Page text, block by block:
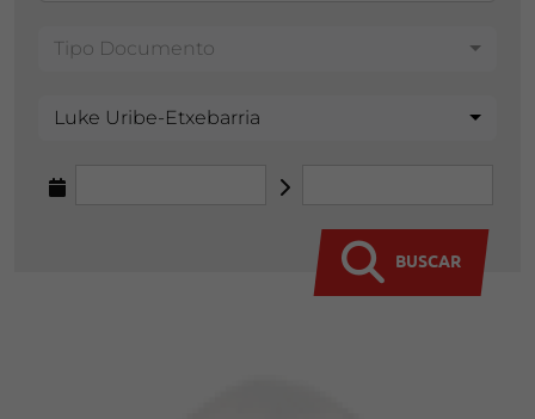
Tipo Documento
Luke Uribe-Etxebarria
BUSCAR